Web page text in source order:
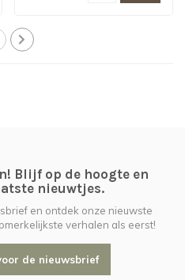
Blijf op de hoogte en
nieuwtjes.
en ontdek onze nieuwste
verhalen als eerst!
de nieuwsbrief